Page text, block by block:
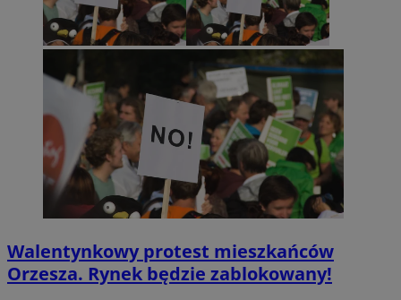
Walentynkowy protest mieszkańców
Orzesza. Rynek będzie zablokowany!